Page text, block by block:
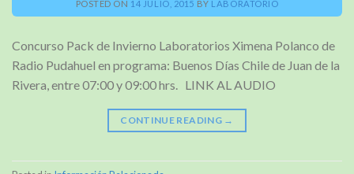
POSTED ON 14 JULIO, 2015 BY LABORATORIO
Concurso Pack de Invierno Laboratorios Ximena Polanco de
Radio Pudahuel en programa: Buenos Días Chile de Juan de la
Rivera, entre 07:00 y 09:00 hrs. LINK AL AUDIO
CONTINUE READING →